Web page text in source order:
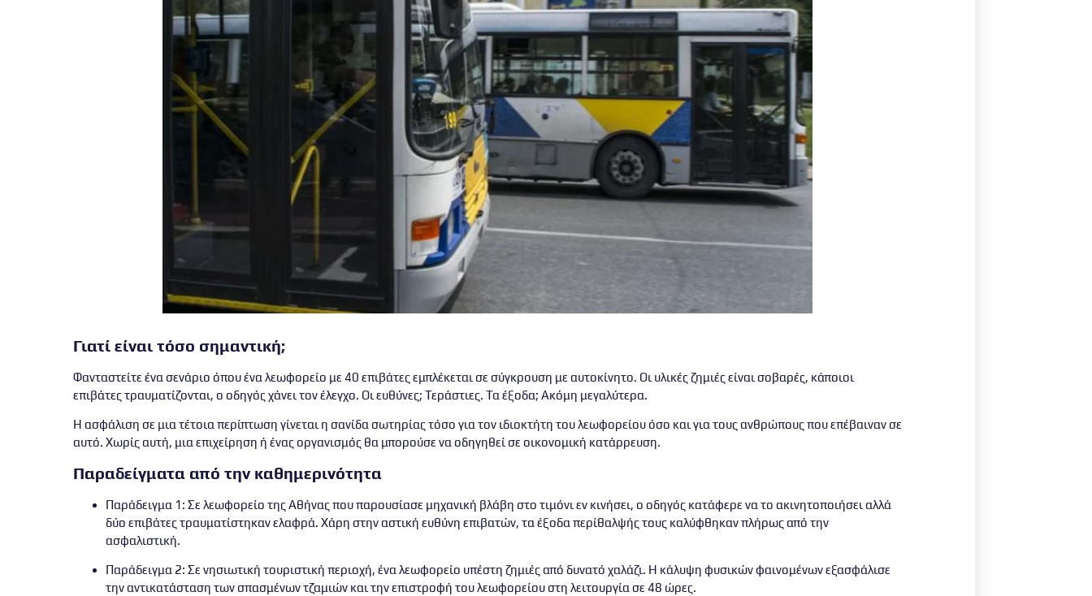
Γιατί είναι τόσο σημαντική;
Φανταστείτε ένα σενάριο όπου ένα λεωφορείο με 40 επιβάτες εμπλέκεται σε σύγκρουση με αυτοκίνητο. Οι υλικές ζημιές είναι σοβαρές, κάποιοι
επιβάτες τραυματίζονται, ο οδηγός χάνει τον έλεγχο. Οι ευθύνες; Τεράστιες. Τα έξοδα; Ακόμη μεγαλύτερα.
Η ασφάλιση σε μια τέτοια περίπτωση γίνεται η σανίδα σωτηρίας τόσο για τον ιδιοκτήτη του λεωφορείου όσο και για τους ανθρώπους που επέβαιναν σε
αυτό. Χωρίς αυτή, μια επιχείρηση ή ένας οργανισμός θα μπορούσε να οδηγηθεί σε οικονομική κατάρρευση.
Παραδείγματα από την καθημερινότητα
Παράδειγμα 1 : Σε λεωφορείο της Αθήνας που παρουσίασε μηχανική βλάβη στο τιμόνι εν κινήσει, ο οδηγός κατάφερε να το ακινητοποιήσει αλλά
δύο επιβάτες τραυματίστηκαν ελαφρά. Χάρη στην αστική ευθύνη επιβατών, τα έξοδα περίθαλψής τους καλύφθηκαν πλήρως από την
ασφαλιστική.
Παράδειγμα 2: Σε νησιωτική τουριστική περιοχή, ένα λεωφορείο υπέστη ζημιές από δυνατό χαλάζι. Η κάλυψη φυσικών φαινομένων εξασφάλισε
την αντικατάσταση των σπασμένων τζαμιών και την επιστροφή του λεωφορείου στη λειτουργία σε 48 ώρες.